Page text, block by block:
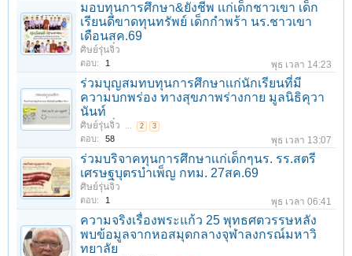
มอบทุนการศึกษา&ยังชีพ เเก่เด็กชาวเขา เด็ก
เรียนดีขาดทุนทรัพย์ เด็กกำพร้า นร.ชาวเขา
เดือนสค.69
ศิษย์รุ่นจิ๋ว
ตอบ: 1 พุธ เวลา 14:23
ร่วมบุญสมทบทุนการศึกษาเเก่นักเรียนที่มี
ความบกพร่อง ทางสุขภาพร่างกาย มูลนิธิคุวา
นันท์
ศิษย์รุ่นจิ๋ว ... 2 3
ตอบ: 58 พุธ เวลา 13:07
ร่วมบริจาคทุนการศึกษาเเก่เด็กๆนร. รร.สตรี
เศรษฐบุตรบำเพ็ญ กทม. 27สค.69
ศิษย์รุ่นจิ๋ว
ตอบ: 1 พุธ เวลา 06:41
ความจริงเรื่องพระแก้ว 25 พุทธศตวรรษหลัง
พบข้อมูลจากหอสมุดกลางจุฬาลงกรณ์มหาวิ
ทยาลัย